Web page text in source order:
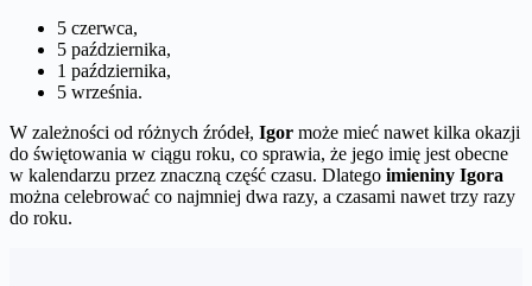
5 czerwca,
5 października,
1 października,
5 września.
W zależności od różnych źródeł, Igor może mieć nawet kilka okazji
do świętowania w ciągu roku, co sprawia, że jego imię jest obecne
w kalendarzu przez znaczną część czasu. Dlatego imieniny Igora
można celebrować co najmniej dwa razy, a czasami nawet trzy razy
do roku.